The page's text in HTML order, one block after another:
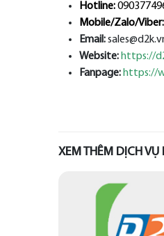
Hotline:
Mobile/Zalo/Viber:
Email:
Website:https://
Fanpage:https://
XEM THÊM DỊCH VỤ